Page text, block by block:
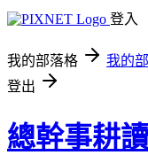
登入
我的部落格 我的
登出
總幹事耕